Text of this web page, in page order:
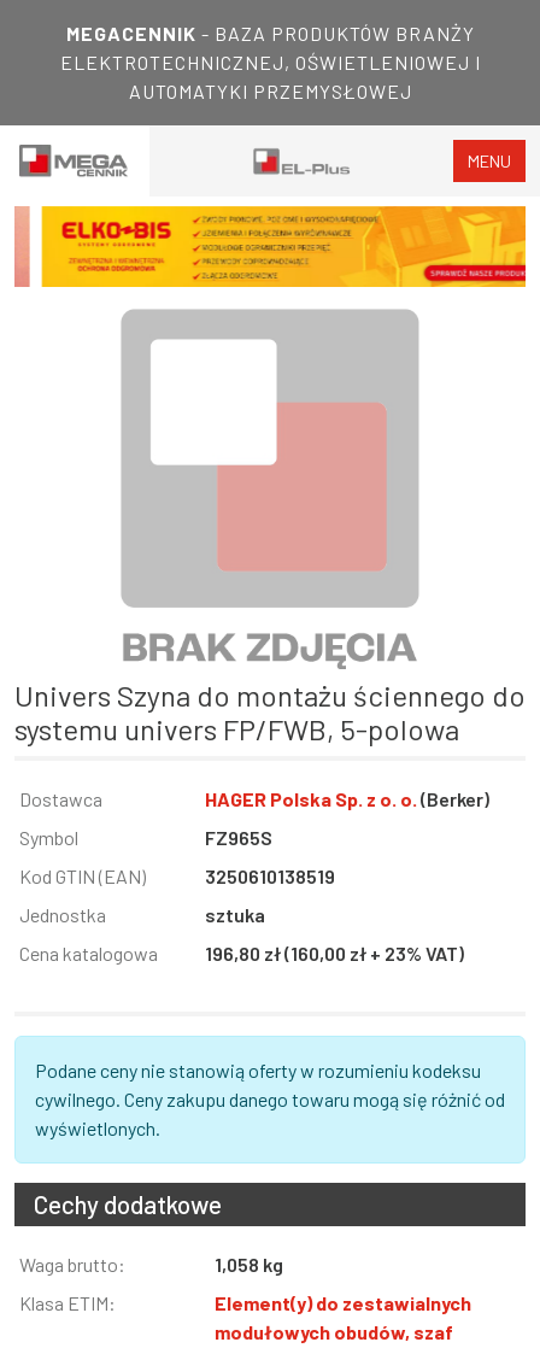
MEGACENNIK - BAZA PRODUKTÓW BRANŻY
ELEKTROTECHNICZNEJ, OŚWIETLENIOWEJ I
AUTOMATYKI PRZEMYSŁOWEJ
MENU
univers Szyna do montażu ściennego do
systemu univers FP/FWB, 5-polowa
Informacja
Wartość
Dostawca HAGER Polska Sp. z o. o. (Berker)
Symbol
FZ965S
Kod GTIN (EAN)
3250610138519
Jednostka
sztuka
Cena katalogowa
196,80 zł (160,00 zł + 23% VAT)
Podane ceny nie stanowią oferty w rozumieniu kodeksu
cywilnego. Ceny zakupu danego towaru mogą się różnić od
wyświetlonych.
Cechy dodatkowe
Informacja
Wartość
Waga brutto:
1,058 kg
Klasa ETIM:
Element(y) do zestawialnych
modułowych obudów, szaf